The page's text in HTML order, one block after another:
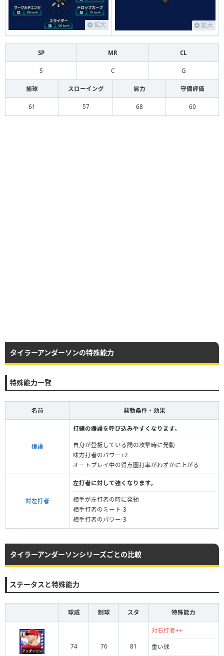
拡大 拡大
SP MR CL
S C G
捕球 スローイング 肩力 守備評価
61 57 68 60
タイラーアンダーソンの特殊能力
特殊能力一覧
名前 発動条件・効果
援護
打線の援護を呼び込みやすくなります。
自身が登板している間の攻撃時に発動
味方打者のパワー+2
オートプレイ中の得点圏打率がわずかに上がる
対左打者
左打者に対して強くなります。
相手が左打者の時に発動
相手打者のミート-3
相手打者のパワー-3
タイラーアンダーソンシリーズごとの比較
ステータスと特殊能力
球威 制球 スタ 特殊能力
74 76 81
対右打者++
重い球